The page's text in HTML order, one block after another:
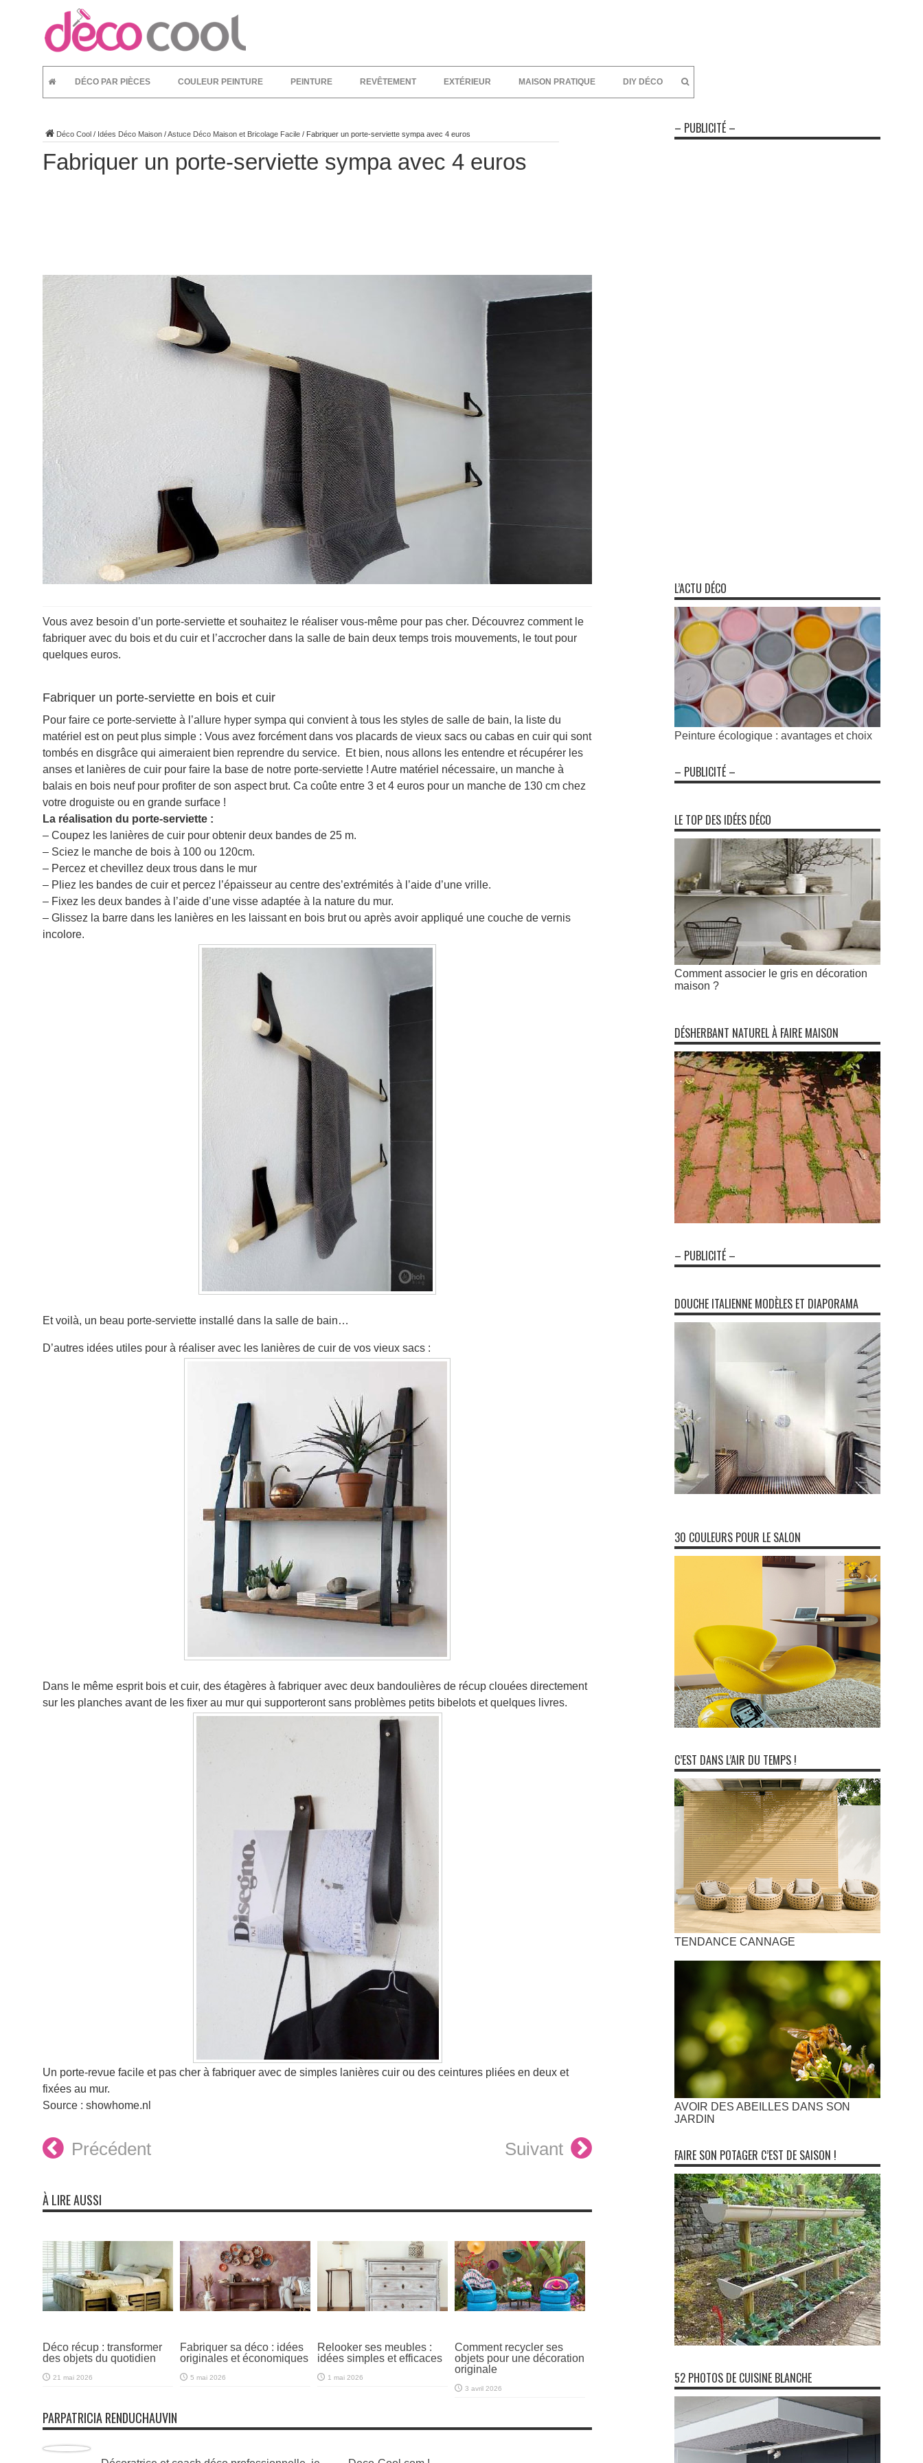
DÉCO PAR PIÈCES COULEUR PEINTURE PEINTURE REVÊTEMENT EXTÉRIEUR MAISON PRATIQUE DIY DÉCO
Déco Cool / Idées Déco Maison /Astuce Déco Maison et Bricolage Facile / Fabriquer un porte-serviette sympa avec 4 euros
Fabriquer un porte-serviette sympa avec 4 euros
Vous avez besoin d’un porte-serviette et souhaitez le réaliser vous-même pour pas cher. Découvrez comment le
fabriquer avec du bois et du cuir et l’accrocher dans la salle de bain deux temps trois mouvements, le tout pour
quelques euros.
Fabriquer un porte-serviette en bois et cuir
Pour faire ce porte-serviette à l’allure hyper sympa qui convient à tous les styles de salle de bain, la liste du
matériel est on peut plus simple : Vous avez forcément dans vos placards de vieux sacs ou cabas en cuir qui sont
tombés en disgrâce qui aimeraient bien reprendre du service. Et bien, nous allons les entendre et récupérer les
anses et lanières de cuir pour faire la base de notre porte-serviette ! Autre matériel nécessaire, un manche à
balais en bois neuf pour profiter de son aspect brut. Ca coûte entre 3 et 4 euros pour un manche de 130 cm chez
votre droguiste ou en grande surface !
La réalisation du porte-serviette :
– Coupez les lanières de cuir pour obtenir deux bandes de 25 m.
– Sciez le manche de bois à 100 ou 120cm.
– Percez et chevillez deux trous dans le mur
– Pliez les bandes de cuir et percez l’épaisseur au centre des’extrémités à l’aide d’une vrille.
– Fixez les deux bandes à l’aide d’une visse adaptée à la nature du mur.
– Glissez la barre dans les lanières en les laissant en bois brut ou après avoir appliqué une couche de vernis
incolore.
Et voilà, un beau porte-serviette installé dans la salle de bain…
D’autres idées utiles pour à réaliser avec les lanières de cuir de vos vieux sacs :
Dans le même esprit bois et cuir, des étagères à fabriquer avec deux bandoulières de récup clouées directement
sur les planches avant de les fixer au mur qui supporteront sans problèmes petits bibelots et quelques livres.
Un porte-revue facile et pas cher à fabriquer avec de simples lanières cuir ou des ceintures pliées en deux et
fixées au mur.
Source : showhome.nl
Précédent Suivant
À LIRE AUSSI
Déco récup : transformer
des objets du quotidien
21 mai 2026
Fabriquer sa déco : idées
originales et économiques
5 mai 2026
Relooker ses meubles :
idées simples et efficaces
1 mai 2026
Comment recycler ses
objets pour une décoration
originale
3 avril 2026
PARPATRICIA RENDUCHAUVIN
– PUBLICITÉ –
L’ACTU DÉCO
Peinture écologique : avantages et choix
– PUBLICITÉ –
LE TOP DES IDÉES DÉCO
Comment associer le gris en décoration
maison ?
DÉSHERBANT NATUREL À FAIRE MAISON
– PUBLICITÉ –
DOUCHE ITALIENNE MODÈLES ET DIAPORAMA
30 COULEURS POUR LE SALON
C’EST DANS L’AIR DU TEMPS !
TENDANCE CANNAGE
AVOIR DES ABEILLES DANS SON
JARDIN
FAIRE SON POTAGER C’EST DE SAISON !
52 PHOTOS DE CUISINE BLANCHE